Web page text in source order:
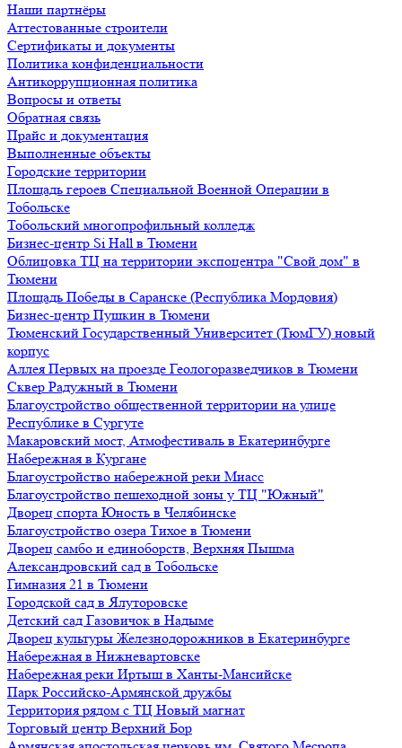
Наши партнёры
Аттестованные строители
Сертификаты и документы
Политика конфиденциальности
Антикоррупционная политика
Вопросы и ответы
Обратная связь
Прайс и документация
Выполненные объекты
Городские территории
Площадь героев Специальной Военной Операции в
Тобольске
Тобольский многопрофильный колледж
Бизнес-центр Si Hall в Тюмени
Облицовка ТЦ на территории экспоцентра "Свой дом" в
Тюмени
Площадь Победы в Саранске (Республика Мордовия)
Бизнес-центр Пушкин в Тюмени
Тюменский Государственный Университет (ТюмГУ) новый
корпус
Аллея Первых на проезде Геологоразведчиков в Тюмени
Сквер Радужный в Тюмени
Благоустройство общественной территории на улице
Республике в Сургуте
Макаровский мост, Атмофестиваль в Екатеринбурге
Набережная в Кургане
Благоустройство набережной реки Миасс
Благоустройство пешеходной зоны у ТЦ "Южный"
Дворец спорта Юность в Челябинске
Благоустройство озера Тихое в Тюмени
Дворец самбо и единоборств, Верхняя Пышма
Александровский сад в Тобольске
Гимназия 21 в Тюмени
Городской сад в Ялуторовске
Детский сад Газовичок в Надыме
Дворец культуры Железнодорожников в Екатеринбурге
Набережная в Нижневартовске
Набережная реки Иртыш в Ханты-Мансийске
Парк Российско-Армянской дружбы
Территория рядом с ТЦ Новый магнат
Торговый центр Верхний Бор